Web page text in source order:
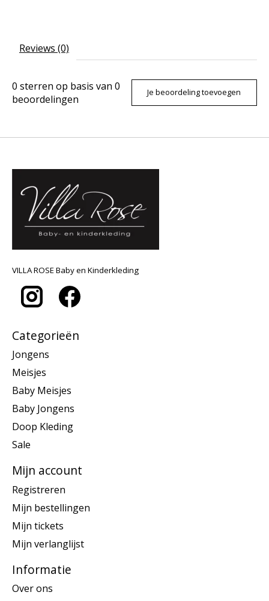
Reviews (0)
0 sterren op basis van 0
beoordelingen
Je beoordeling toevoegen
VILLA ROSE Baby en Kinderkleding
Categorieën
Jongens
Meisjes
Baby Meisjes
Baby Jongens
Doop Kleding
Sale
Mijn account
Registreren
Mijn bestellingen
Mijn tickets
Mijn verlanglijst
Informatie
Over ons